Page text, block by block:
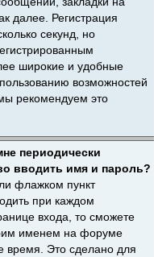
далее. Регистрация
секунд, но
широкие и удобные
возможностей
рекомендуем это
периодически
вводить имя и пароль?
флажком пункт
при каждом
входа, то сможете
именем на форуме
время. Это сделано для